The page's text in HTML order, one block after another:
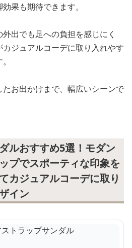
果も期待できます。
出でも足への負担を感じにく
カジュアルコーデに取り入れやす
お出かけまで、幅広いシーンで
ルおすすめ5選！モダン
プでスポーティな印象を
カジュアルコーデに取り
イン